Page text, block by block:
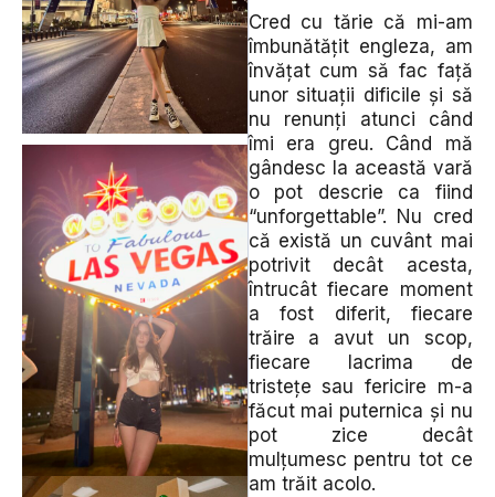
Cred cu tărie că mi-am
îmbunătățit engleza, am
învățat cum să fac față
unor situații dificile și să
nu renunți atunci când
îmi era greu. Când mă
gândesc la această vară
o pot descrie ca fiind
“unforgettable”. Nu cred
că există un cuvânt mai
potrivit decât acesta,
întrucât fiecare moment
a fost diferit, fiecare
trăire a avut un scop,
fiecare lacrima de
tristețe sau fericire m-a
făcut mai puternica și nu
pot zice decât
mulțumesc pentru tot ce
am trăit acolo.